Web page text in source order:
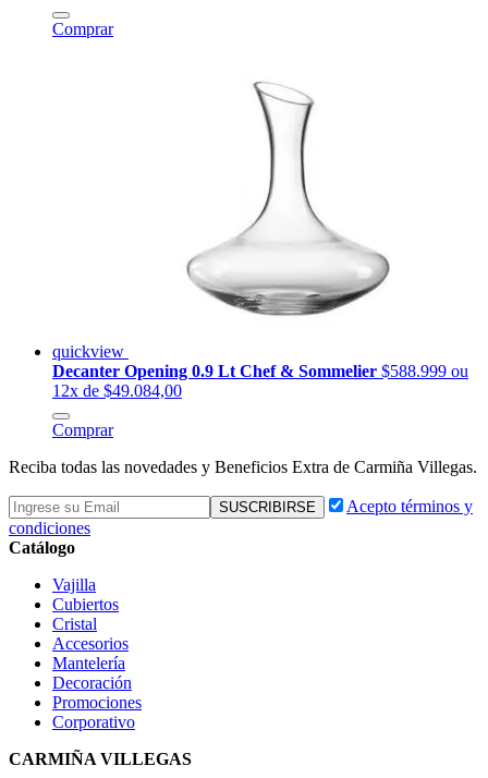
Comprar
quickview
Decanter Opening 0.9 Lt Chef & Sommelier $588.999 ou
12x de $49.084,00
Comprar
Reciba todas las novedades y Beneficios Extra de Carmiña Villegas.
Acepto términos y
condiciones
Catálogo
Vajilla
Cubiertos
Cristal
Accesorios
Mantelería
Decoración
Promociones
Corporativo
CARMIÑA VILLEGAS